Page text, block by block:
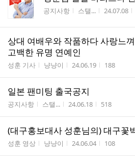
게시판명
공지사항 작성자
스탤... 작성시간
24.07.08
상대 여배우와 작품하다 사랑느
고백한 유명 연예인
게시판명
성훈 기사 작성자
냥냥이 작성시간
24.06.19 조회수
188
일본 팬미팅 출국공지
게시판명
공지사항 작성자
스탤... 작성시간
24.06.18 조회수
518
(대구홍보대사 성훈님의) 대구꽃
게시판명
성훈 영상 작성자
냥냥이 작성시간
24.06.04 조회수
108